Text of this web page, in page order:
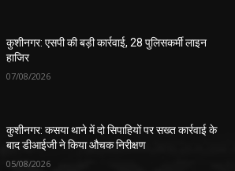
कुशीनगर: एसपी की बड़ी कार्रवाई, 28 पुलिसकर्मी लाइन
हाजिर
07/08/2026
कुशीनगर: कसया थाने में दो सिपाहियों पर सख्त कार्रवाई के
बाद डीआईजी ने किया औचक निरीक्षण
05/08/2026